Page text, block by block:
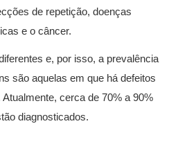
de repetição, doenças
e o câncer.
e, por isso, a prevalência
são aquelas em que há defeitos
cerca de 70% a 90%
diagnosticados.